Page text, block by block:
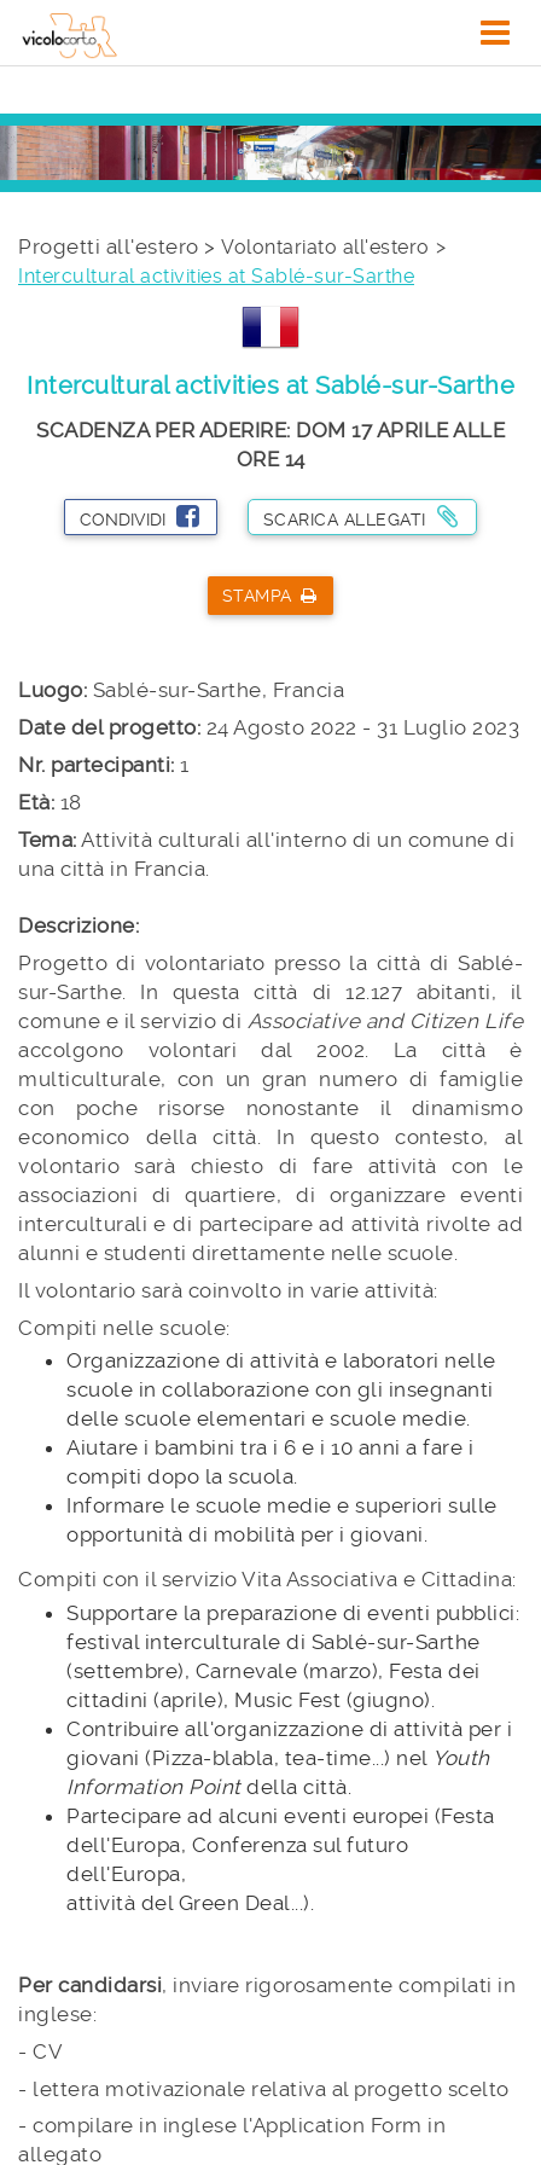
Progetti all'estero > Volontariato all'estero
Intercultural activities at Sablé-sur-Sarthe
Intercultural activities at Sablé-sur-Sarthe
SCADENZA PER ADERIRE: DOM 17 APRILE ALLE
ORE 14
CONDIVIDI SCARICA ALLEGATI
STAMPA
Luogo: Sablé-sur-Sarthe, Francia
Date del progetto: 24 Agosto 2022 - 31 Luglio 2023
Nr. partecipanti: 1
Età: 18
Tema: Attività culturali all'interno di un comune di
una città in Francia.
Descrizione:
Progetto di volontariato presso la città di Sablé-
sur-Sarthe. In questa città di 12.127 abitanti, il
comune e il servizio di Associative and Citizen Life
accolgono volontari dal 2002. La città è
multiculturale, con un gran numero di famiglie
con poche risorse nonostante il dinamismo
economico della città. In questo contesto, al
volontario sarà chiesto di fare attività con le
associazioni di quartiere, di organizzare eventi
interculturali e di partecipare ad attività rivolte ad
alunni e studenti direttamente nelle scuole.
Il volontario sarà coinvolto in varie attività:
Compiti nelle scuole:
Organizzazione di attività e laboratori nelle
scuole in collaborazione con gli insegnanti
delle scuole elementari e scuole medie.
Aiutare i bambini tra i 6 e i 10 anni a fare i
compiti dopo la scuola.
Informare le scuole medie e superiori sulle
opportunità di mobilità per i giovani.
Compiti con il servizio Vita Associativa e Cittadina:
Supportare la preparazione di eventi pubblici:
festival interculturale di Sablé-sur-Sarthe
(settembre), Carnevale (marzo), Festa dei
cittadini (aprile), Music Fest (giugno).
Contribuire all'organizzazione di attività per i
giovani (Pizza-blabla, tea-time...) nel Youth
Information Pointdella città.
Partecipare ad alcuni eventi europei (Festa
dell'Europa, Conferenza sul futuro
dell'Europa,
attività del Green Deal...).
Per candidarsi, inviare rigorosamente compilati in
inglese:
- CV
- lettera motivazionale relativa al progetto scelto
- compilare in inglese l'Application Form in
allegato